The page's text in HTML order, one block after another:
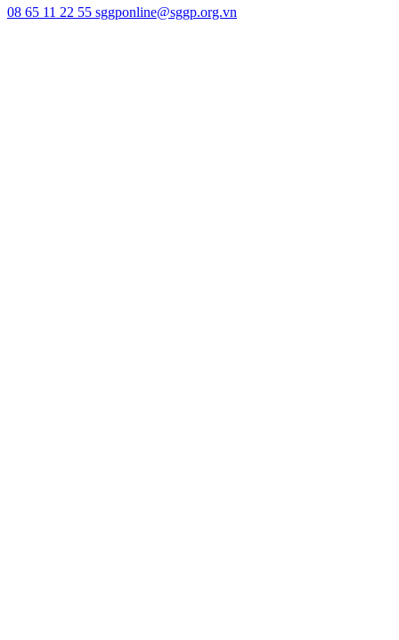
08 65 11 22 55 sggponline@sggp.org.vn